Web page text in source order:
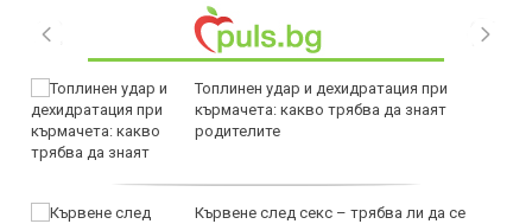
Топлинен удар и дехидратация при
кърмачета: какво трябва да знаят
родителите
Кървене след секс – трябва ли да се